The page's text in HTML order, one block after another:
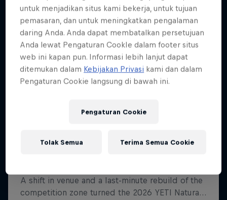
untuk menjadikan situs kami bekerja, untuk tujuan
pemasaran, dan untuk meningkatkan pengalaman
daring Anda. Anda dapat membatalkan persetujuan
Anda lewat Pengaturan CookIe dalam footer situs
web ini kapan pun. Informasi lebih lanjut dapat
ditemukan dalam Kebijakan Privasi kami dan dalam
Pengaturan Cookie langsung di bawah ini.
Pengaturan Cookie
Tolak Semua Terima Semua Cookie